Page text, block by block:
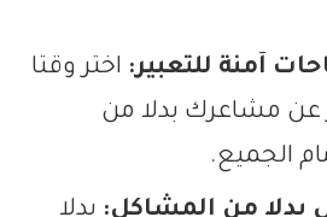
آمنة للتعبير: اختر وقتا
عن مشاعرك بدلا من
الجميع.
بدلا من المشاكل: بدلا